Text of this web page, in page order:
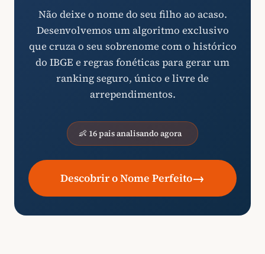
Não deixe o nome do seu filho ao acaso.
Desenvolvemos um algoritmo exclusivo
que cruza o seu sobrenome com o histórico
do IBGE e regras fonéticas para gerar um
ranking seguro, único e livre de
arrependimentos.
👶 16 pais analisando agora
Descobrir o Nome Perfeito→